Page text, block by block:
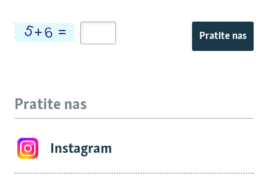
Pratite nas
Pratite nas
Instagram